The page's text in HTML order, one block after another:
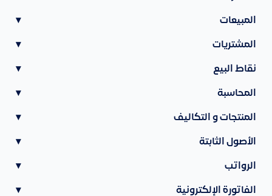
المبيعات ▾
المشتريات ▾
نقاط البيع ▾
المحاسبة ▾
المنتجات و التكاليف ▾
الأصول الثابتة ▾
الرواتب ▾
الفاتورة الإلكترونية ▾